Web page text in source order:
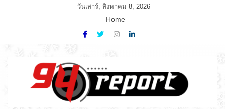
วันเสาร์, สิงหาคม 8, 2026
Home